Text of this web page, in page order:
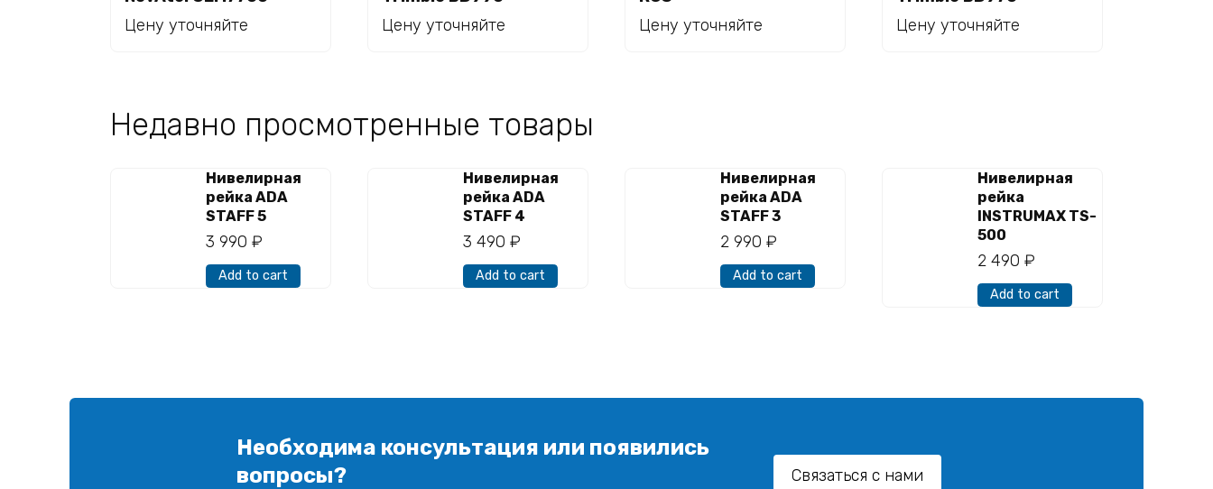
Цену уточняйте
Цену уточняйте
Цену уточняйте
Цену уточняйте
Недавно просмотренные товары
Нивелирная
рейка ADA
STAFF 5
3 990 ₽
Add to cart
Нивелирная
рейка ADA
STAFF 4
3 490 ₽
Add to cart
Нивелирная
рейка ADA
STAFF 3
2 990 ₽
Add to cart
Нивелирная
рейка
INSTRUMAX TS-
500
2 490 ₽
Add to cart
Необходима консультация или появились
вопросы?
Связаться с нами